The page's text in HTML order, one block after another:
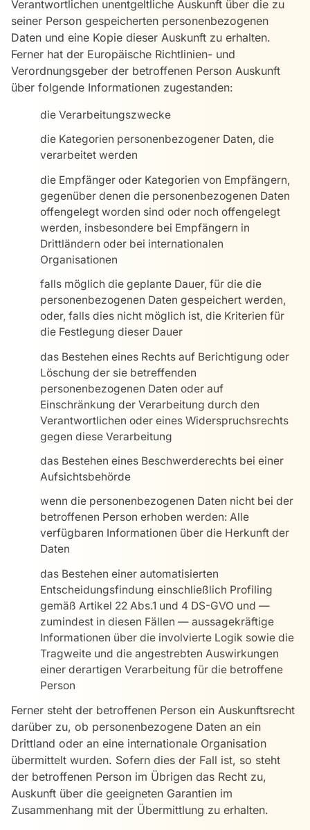
Verantwortlichen unentgeltliche Auskunft über die zu
seiner Person gespeicherten personenbezogenen
Daten und eine Kopie dieser Auskunft zu erhalten.
Ferner hat der Europäische Richtlinien- und
Verordnungsgeber der betroffenen Person Auskunft
über folgende Informationen zugestanden:
die Verarbeitungszwecke
die Kategorien personenbezogener Daten, die
verarbeitet werden
die Empfänger oder Kategorien von Empfängern,
gegenüber denen die personenbezogenen Daten
offengelegt worden sind oder noch offengelegt
werden, insbesondere bei Empfängern in
Drittländern oder bei internationalen
Organisationen
falls möglich die geplante Dauer, für die die
personenbezogenen Daten gespeichert werden,
oder, falls dies nicht möglich ist, die Kriterien für
die Festlegung dieser Dauer
das Bestehen eines Rechts auf Berichtigung oder
Löschung der sie betreffenden
personenbezogenen Daten oder auf
Einschränkung der Verarbeitung durch den
Verantwortlichen oder eines Widerspruchsrechts
gegen diese Verarbeitung
das Bestehen eines Beschwerderechts bei einer
Aufsichtsbehörde
wenn die personenbezogenen Daten nicht bei der
betroffenen Person erhoben werden: Alle
verfügbaren Informationen über die Herkunft der
Daten
das Bestehen einer automatisierten
Entscheidungsfindung einschließlich Profiling
gemäß Artikel 22 Abs.1 und 4 DS-GVO und —
zumindest in diesen Fällen — aussagekräftige
Informationen über die involvierte Logik sowie die
Tragweite und die angestrebten Auswirkungen
einer derartigen Verarbeitung für die betroffene
Person
Ferner steht der betroffenen Person ein Auskunftsrecht
darüber zu, ob personenbezogene Daten an ein
Drittland oder an eine internationale Organisation
übermittelt wurden. Sofern dies der Fall ist, so steht
der betroffenen Person im Übrigen das Recht zu,
Auskunft über die geeigneten Garantien im
Zusammenhang mit der Übermittlung zu erhalten.